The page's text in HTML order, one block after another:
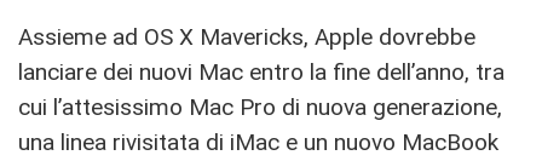
Assieme ad OS X Mavericks, Apple dovrebbe
lanciare dei nuovi Mac entro la fine dell’anno, tra
cui l’attesissimo Mac Pro di nuova generazione,
una linea rivisitata di iMac e un nuovo MacBook